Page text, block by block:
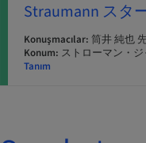
Straumann スタ
Konuşmacılar: 筒井 純也
Konum: ストローマン・
Tanım